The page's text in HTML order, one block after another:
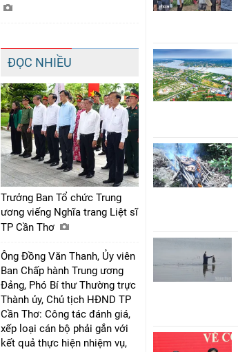
ĐỌC NHIỀU
Trưởng Ban Tổ chức Trung
ương viếng Nghĩa trang Liệt sĩ
TP Cần Thơ
Ông Đồng Văn Thanh, Ủy viên
Ban Chấp hành Trung ương
Đảng, Phó Bí thư Thường trực
Thành ủy, Chủ tịch HĐND TP
Cần Thơ: Công tác đánh giá,
xếp loại cán bộ phải gắn với
kết quả thực hiện nhiệm vụ,